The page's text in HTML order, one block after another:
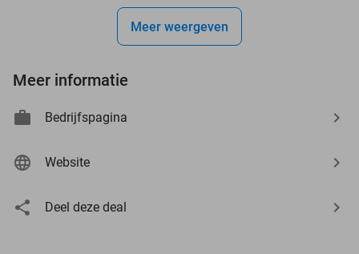
Meer weergeven
Meer informatie
Bedrijfspagina
Website
Deel deze deal